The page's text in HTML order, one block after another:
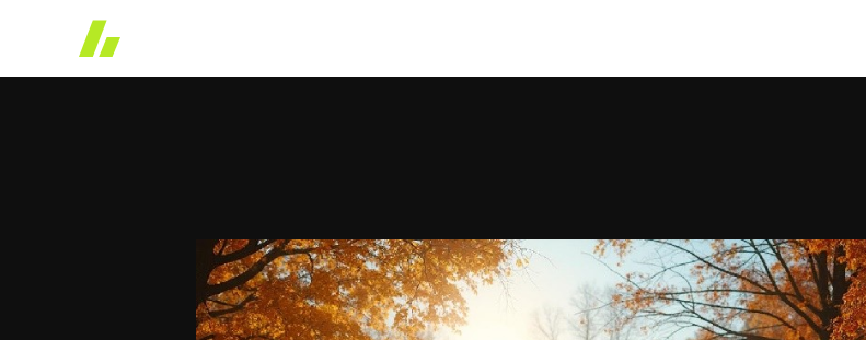
츠